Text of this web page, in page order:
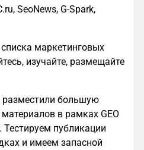
SeoNews, G-Spark,
маркетинговых
изучайте, размещайте
большую
в рамках GEO
публикации
и имеем запасной